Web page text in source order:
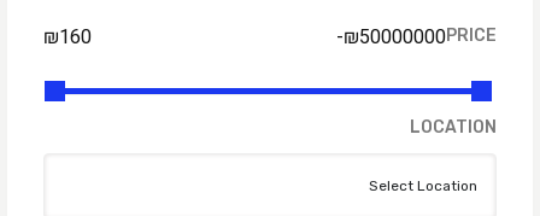
PRICE
₪160 -₪50000000
LOCATION